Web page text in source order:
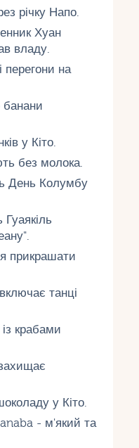
річку Напо.
Хуан
владу.
перегони на
банани
у Кіто.
без молока.
День Колумбу
прикрашати
танці
крабами
у Кіто.
- м'який та